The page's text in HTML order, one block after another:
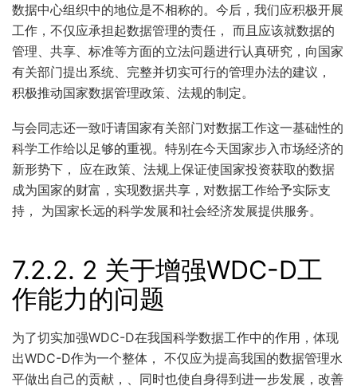
数据中心组织中的地位是不相称的。今后，我们应积极开展
工作，不仅应承担起数据管理的责任， 而且应该就数据的
管理、共享、标准等方面的立法问题进行认真研究，向国家
有关部门提出系统、完整并切实可行的管理办法的建议，
积极推动国家数据管理政策、法规的制定。
与会同志还一致吁请国家有关部门对数据工作这一基础性的
科学工作给以足够的重视。特别在今天国家步入市场经济的
新形势下， 应在政策、法规上保证使国家投资获取的数据
成为国家的财富，实现数据共享，对数据工作给予实际支
持， 为国家长远的科学发展和社会经济发展提供服务。
7.2.2. 2 关于增强WDC-D工
作能力的问题
为了切实加强WDC-D在我国科学数据工作中的作用，体现
出WDC-D作为一个整体， 不仅应为提高我国的数据管理水
平做出自己的贡献，、同时也使自身得到进一步发展，改善